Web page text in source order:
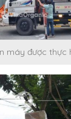
máy được thực